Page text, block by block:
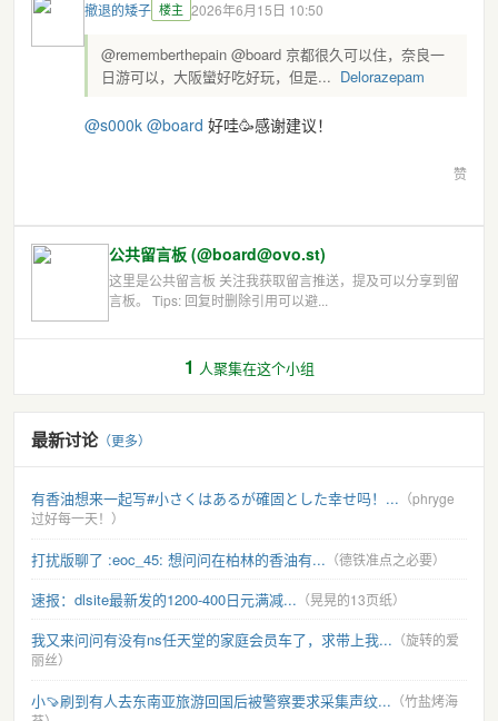
撤退的矮子 楼主 2026年6月15日 10:50
@rememberthepain @board 京都很久可以住，奈良一
日游可以，大阪蠻好吃好玩，但是... Delorazepam
@s000k @board 好哇🥳感谢建议！
赞
公共留言板 (@board@ovo.st)
这里是公共留言板 关注我获取留言推送，提及可以分享到留
言板。 Tips: 回复时删除引用可以避...
1 人聚集在这个小组
最新讨论（更多）
有香油想来一起写#小さくはあるが確固とした幸せ吗！... （phryge
过好每一天！）
打扰版聊了 :eoc_45: 想问问在柏林的香油有... （德铁准点之必要）
速报：dlsite最新发的1200-400日元满减... （晃晃的13页纸）
我又来问问有没有ns任天堂的家庭会员车了，求带上我... （旋转的爱
丽丝）
小🍠刷到有人去东南亚旅游回国后被警察要求采集声纹... （竹盐烤海